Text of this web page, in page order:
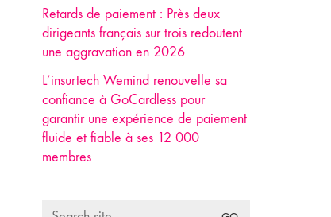
Retards de paiement : Près deux
dirigeants français sur trois redoutent
une aggravation en 2026
L’insurtech Wemind renouvelle sa
confiance à GoCardless pour
garantir une expérience de paiement
fluide et fiable à ses 12 000
membres
Search